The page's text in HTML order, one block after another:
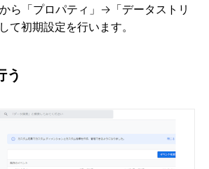
ら「プロパティ」→「データストリ
て初期設定を行います。
う